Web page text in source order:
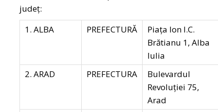
județ:
1. ALBA
PREFECTURĂ
Piața Ion I.C.
Brătianu 1, Alba
Iulia
2. ARAD
PREFECTURA
Bulevardul
Revoluției 75,
Arad